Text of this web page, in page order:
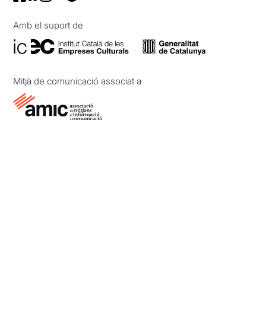
Amb el suport de
Mitjà de comunicació associat a